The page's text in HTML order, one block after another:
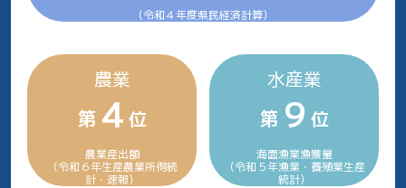
（令和４年度県民経済計算）
農業
第 4 位
農業産出額
（令和６年生産農業所得統
計・速報）
水産業
第 9 位
海面漁業漁獲量
（令和５年漁業・養殖業生産
統計）